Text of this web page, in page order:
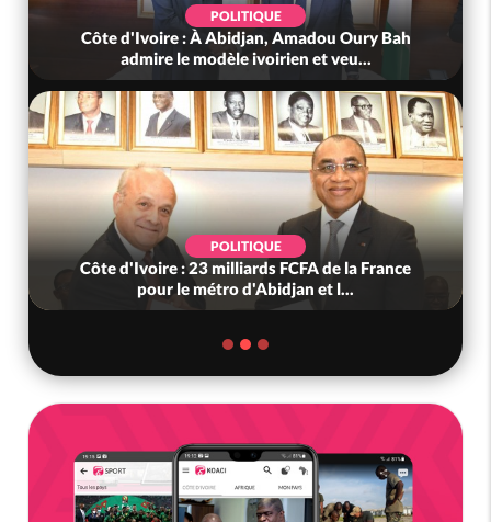
POLITIQUE
Côte d'Ivoire : À Abidjan, Amadou Oury Bah
admire le modèle ivoirien et veu...
POLITIQUE
Côte d'Ivoire : 23 milliards FCFA de la France
pour le métro d'Abidjan et l...